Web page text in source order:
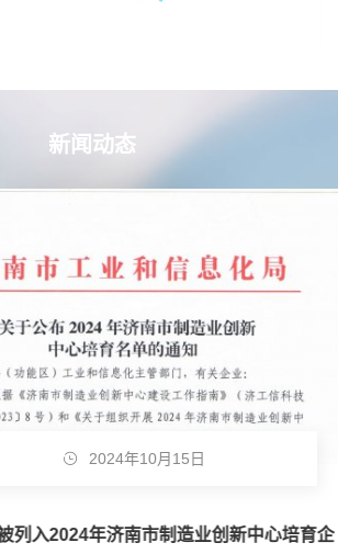
新闻动态
2024年10月15日
2024年济南市制造业创新中心培育企